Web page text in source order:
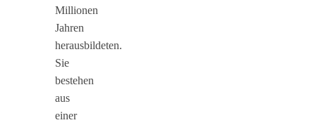
Millionen
Jahren
herausbildeten.
Sie
bestehen
aus
einer